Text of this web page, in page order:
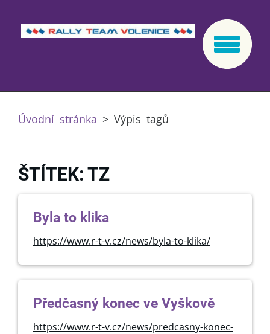
Úvodní stránka > Výpis tagů
ŠTÍTEK: TZ
Byla to klika
https://www.r-t-v.cz/news/byla-to-klika/
Předčasný konec ve Vyškově
https://www.r-t-v.cz/news/predcasny-konec-